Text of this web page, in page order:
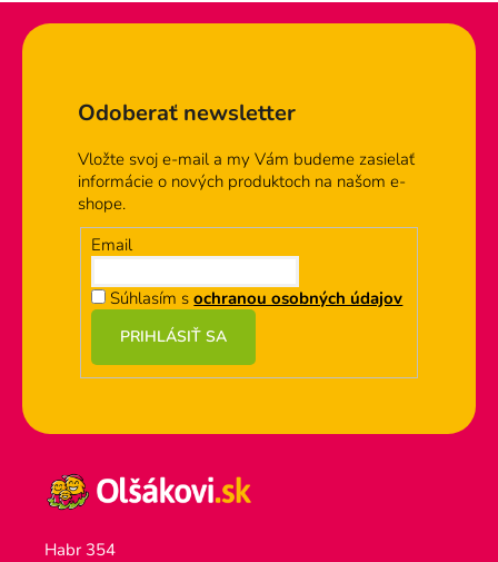
Odoberať newsletter
Vložte svoj e-mail a my Vám budeme zasielať
informácie o nových produktoch na našom e-
shope.
Email
Súhlasím sochranou osobných údajov
PRIHLÁSIŤ SA
Habr 354